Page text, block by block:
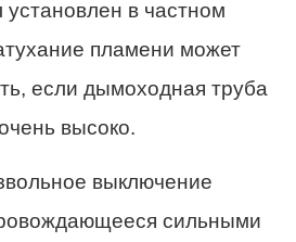
установлен в частном
пламени может
если дымоходная труба
высоко.
выключение
сильными